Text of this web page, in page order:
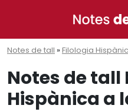
Notes de tall »Filologia
Notes de tall
Hispànica a